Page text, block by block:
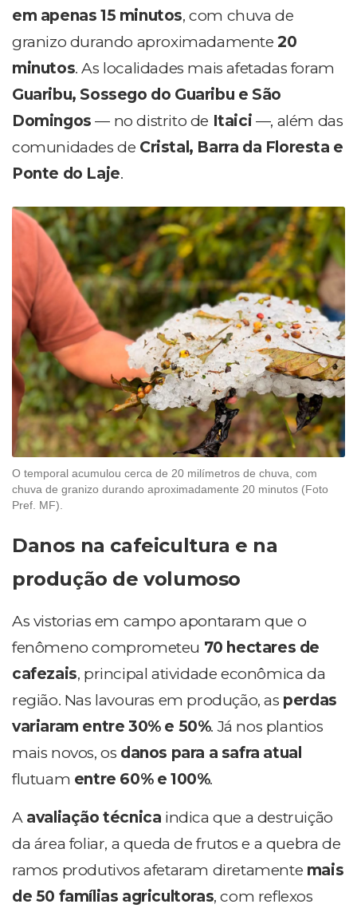
em apenas 15 minutos, com chuva de
granizo durando aproximadamente20
minutos. As localidades mais afetadas foram
Guaribu, Sossego do Guaribu e São
Domingos — no distrito de Itaici —, além das
comunidades de Cristal, Barra da Floresta e
Ponte do Laje.
O temporal acumulou cerca de 20 milímetros de chuva, com
chuva de granizo durando aproximadamente 20 minutos (Foto
Pref. MF).
Danos na cafeicultura e na
produção de volumoso
As vistorias em campo apontaram que o
fenômeno comprometeu 70 hectares de
cafezais, principal atividade econômica da
região. Nas lavouras em produção, as perdas
variaram entre 30% e 50%. Já nos plantios
mais novos, os danos para a safra atual
flutuam entre 60% e 100%.
A avaliação técnica indica que a destruição
da área foliar, a queda de frutos e a quebra de
ramos produtivos afetaram diretamente mais
de 50 famílias agricultoras, com reflexos